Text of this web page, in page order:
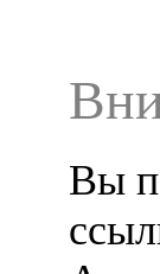
Вы